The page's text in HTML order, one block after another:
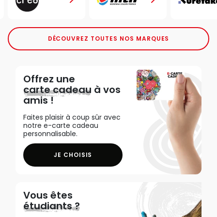
DÉCOUVREZ TOUTES NOS MARQUES
Offrez une
carte cadeau à vos
amis !
Faites plaisir à coup sûr avec
notre e-carte cadeau
personnalisable.
JE CHOISIS
Vous êtes
étudiants ?